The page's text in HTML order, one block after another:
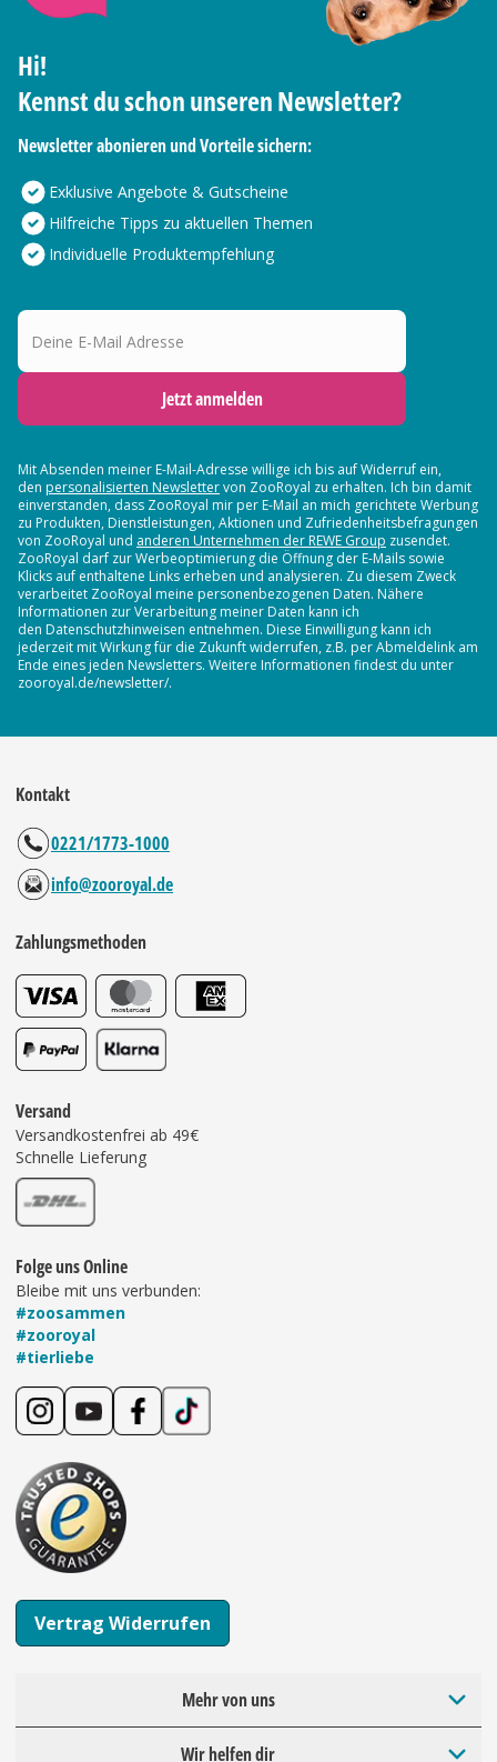
Hi!
Kennst du schon unseren Newsletter?
Newsletter abonieren und Vorteile sichern:
Exklusive Angebote & Gutscheine
Hilfreiche Tipps zu aktuellen Themen
Individuelle Produktempfehlung
Deine E-Mail Adresse
Jetzt anmelden
Mit Absenden meiner E-Mail-Adresse willige ich bis auf Widerruf ein,
den personalisierten Newslettervon ZooRoyal zu erhalten. Ich bin damit
einverstanden, dass ZooRoyal mir per E-Mail an mich gerichtete Werbung
zu Produkten, Dienstleistungen, Aktionen und Zufriedenheitsbefragungen
von ZooRoyal und anderen Unternehmen der REWE Group zusendet.
ZooRoyal darf zur Werbeoptimierung die Öffnung der E-Mails sowie
Klicks auf enthaltene Links erheben und analysieren. Zu diesem Zweck
verarbeitet ZooRoyal meine personenbezogenen Daten. Nähere
Informationen zur Verarbeitung meiner Daten kann ich
den Datenschutzhinweisen entnehmen. Diese Einwilligung kann ich
jederzeit mit Wirkung für die Zukunft widerrufen, z.B. per Abmeldelink am
Ende eines jeden Newsletters. Weitere Informationen findest du unter
zooroyal.de/newsletter/.
Kontakt
0221/1773-1000
info@zooroyal.de
Zahlungsmethoden
Versand
Versandkostenfrei ab 49€
Schnelle Lieferung
Folge uns Online
Bleibe mit uns verbunden:
#zoosammen
#zooroyal
#tierliebe
Vertrag Widerrufen
Mehr von uns
Wir helfen dir